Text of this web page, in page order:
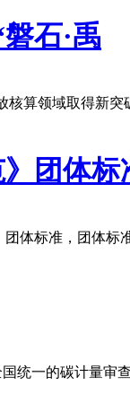
石·禹
算领域取得新
团体标
体标准，团体标
统一的碳计量审